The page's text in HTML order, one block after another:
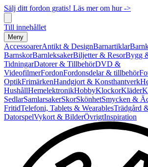
Sälj ditt fordon gratis! Läs mer om hur ->
Till innehållet
Meny
AccessoarerAntikt & DesignBarnartiklar
BarnskorBarnleksakerBiljetter & ResorBygg
TidningarDatorer & TillbehörDVD &
VideofilmerFordonFordonsdelar & tillbehör
OptikFrimärkenHandgjort & Konsthantverk
HushållHemelektronikHobbyKlockorKläder
SedlarSamlarsakerSkorSkönhetSmycken &
FritidTelefoni, Tablets & WearablesTrädgård
DatorspelVykort & BilderÖvrigtInspiration